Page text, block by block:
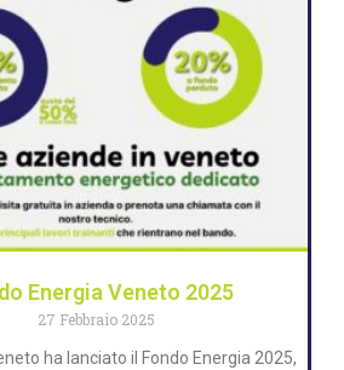
Energia Veneto 2025
27 Febbraio 2025
ha lanciato il Fondo Energia 2025,